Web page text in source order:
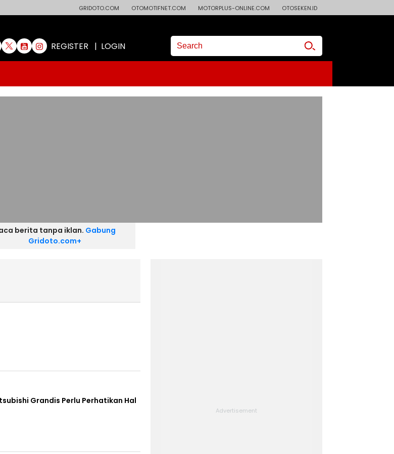
GRIDOTO.COM OTOMOTIFNET.COM MOTORPLUS-ONLINE.COM OTOSEKEN.ID
REGISTER | LOGIN
berita tanpa iklan. Gabung
Gridoto.com+
Grandis Perlu Perhatikan Hal